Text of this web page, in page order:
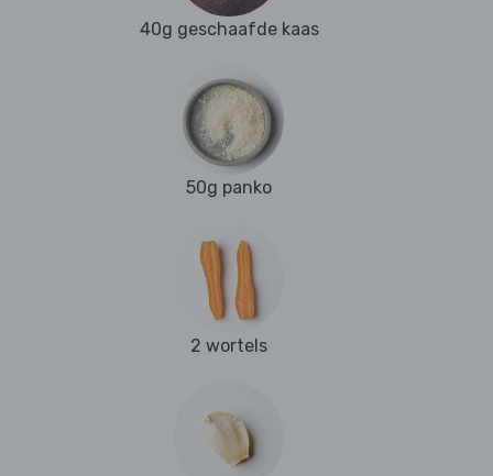
40g geschaafde kaas
50g panko
2 wortels